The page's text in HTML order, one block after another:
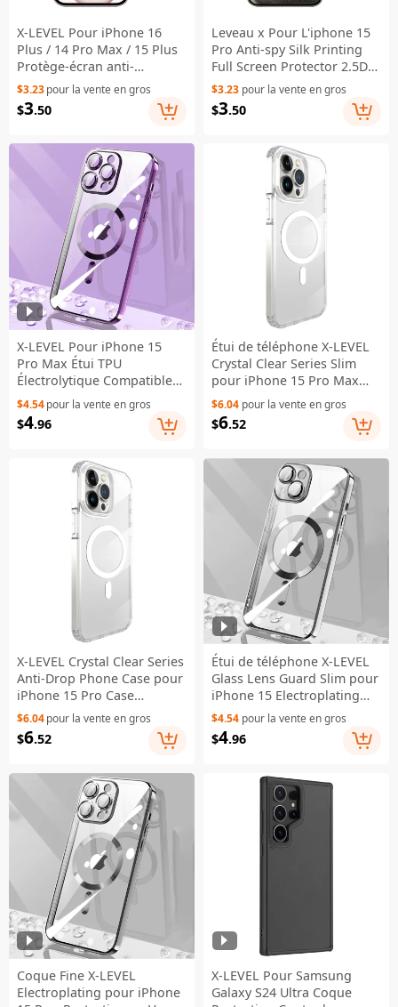
X-LEVEL Pour iPhone 16
Plus / 14 Pro Max / 15 Plus
Protège-écran anti-
espionnage Plein écran
2.5D Impression en soie
Verre trempé à collage
$3.23pour la vente en gros
$3.50
Leveau x Pour L'iphone 15
Pro Anti-spy Silk Printing
Full Screen Protector 2.5D
Film en Verre Trempé à
Colle Pleine
$3.23 pour la vente en gros
$3.50
X-LEVEL Pour iPhone 15
Pro Max Étui TPU
Électrolytique Compatible
avec MagSafe Étui
Téléphone Transparent -
Violet
$4.54pour la vente en gros
$4.96
Étui de téléphone X-LEVEL
Crystal Clear Series Slim
pour iPhone 15 Pro Max
Étui de téléphone anti-
chute TPU+PC compatible
avec MagSafe - Transparent
$6.04 pour la vente en gros
$6.52
X-LEVEL Crystal Clear Series
Anti-Drop Phone Case pour
iPhone 15 Pro Case
Compatible avec MagSafe
TPU+PC Cover -
Transparent
$6.04pour la vente en gros
$6.52
Étui de téléphone X-LEVEL
Glass Lens Guard Slim pour
iPhone 15 Electroplating
TPU Cover Compatible avec
MagSafe - Noir
$4.54 pour la vente en gros
$4.96
Coque Fine X-LEVEL
Electroplating pour iPhone
X-LEVEL Pour Samsung
Galaxy S24 Ultra Coque